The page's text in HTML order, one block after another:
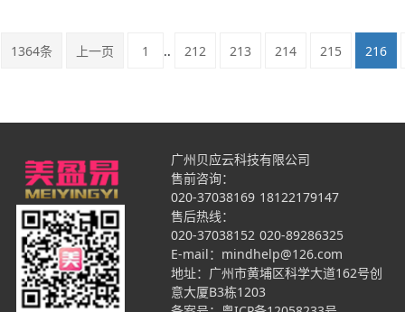
1364条 上一页 1 .. 212 213 214 215 216
广州贝应云科技有限公司
售前咨询：
020-37038169 18122179147
售后热线：
020-37038152 020-89286325
E-mail：mindhelp@126.com
地址：广州市黄埔区科学大道162号创
意大厦B3栋1203